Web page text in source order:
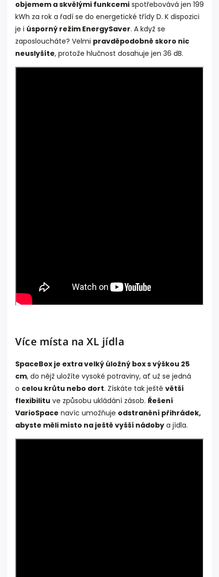
objemem a skvělými funkcemi spotřebovává jen 199
kWh za rok a řadí se do energetické třídy D. K dispozici
je i úsporný režim EnergySaver. A když se
zaposloucháte? Velmi pravděpodobně skoro nic
neuslyšíte, protože hlučnost dosahuje jen 36 dB.
Více místa na XL jídla
SpaceBox je extra velký úložný box s výškou 25
cm, do nějž uložíte vysoké potraviny, ať už se jedná
o celou krůtu nebo dort. Získáte tak ještě větší
flexibilitu ve způsobu ukládání zásob. Řešení
VarioSpace navíc umožňuje odstranění přihrádek,
abyste měli místo na ještě vyšší nádoby a jídla.